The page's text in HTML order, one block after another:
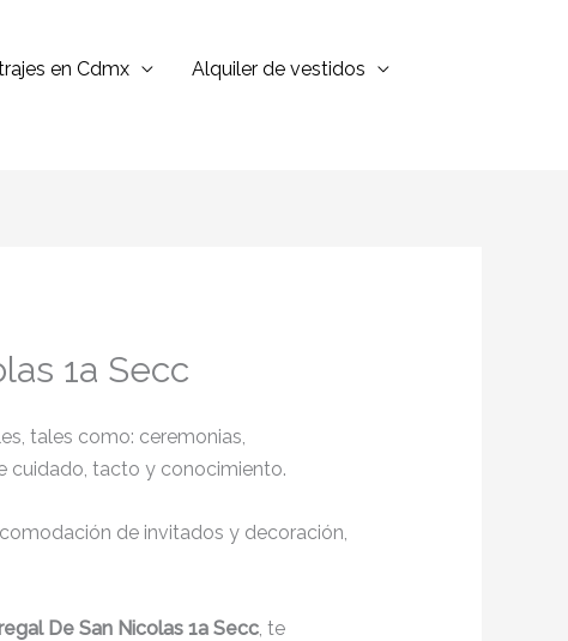
en Cdmx
Alquiler de vestidos
1a Secc
tales como: ceremonias,
cuidado, tacto y conocimiento.
de invitados y decoración,
De San Nicolas 1a Secc, te